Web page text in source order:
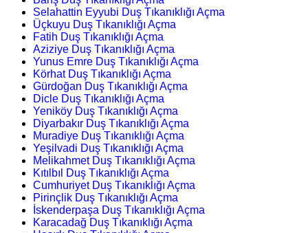
Selahattin Eyyubi Duş Tıkanıklığı Açma
Üçkuyu Duş Tıkanıklığı Açma
Fatih Duş Tıkanıklığı Açma
Aziziye Duş Tıkanıklığı Açma
Yunus Emre Duş Tıkanıklığı Açma
Körhat Duş Tıkanıklığı Açma
Gürdoğan Duş Tıkanıklığı Açma
Dicle Duş Tıkanıklığı Açma
Yeniköy Duş Tıkanıklığı Açma
Diyarbakır Duş Tıkanıklığı Açma
Muradiye Duş Tıkanıklığı Açma
Yeşilvadi Duş Tıkanıklığı Açma
Melikahmet Duş Tıkanıklığı Açma
Kıtılbıl Duş Tıkanıklığı Açma
Cumhuriyet Duş Tıkanıklığı Açma
Pirinçlik Duş Tıkanıklığı Açma
İskenderpaşa Duş Tıkanıklığı Açma
Karacadağ Duş Tıkanıklığı Açma